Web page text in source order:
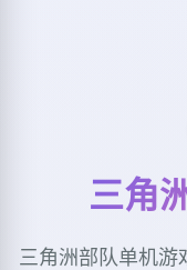
三角
三角洲部队单机游